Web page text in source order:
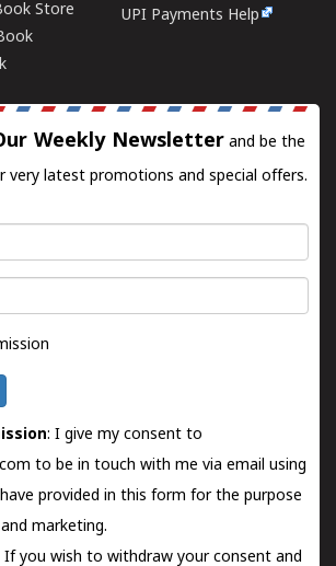
Store
UPI Payments Help
Weekly Newsletter and be the
very latest promotions and special offers.
: I give my consent to
to be in touch with me via email using
provided in this form for the purpose
marketing.
If you wish to withdraw your consent and